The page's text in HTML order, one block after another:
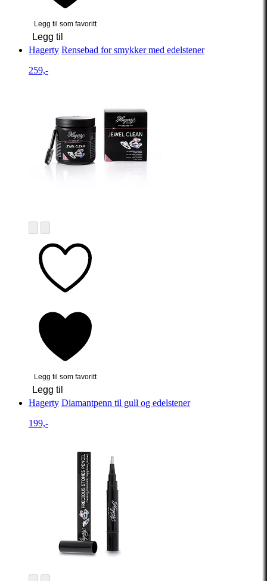
Legg til som favoritt
Legg til
Hagerty Rensebad for smykker med edelstener
259,-
Legg til som favoritt
Legg til
Hagerty Diamantpenn til gull og edelstener
199,-